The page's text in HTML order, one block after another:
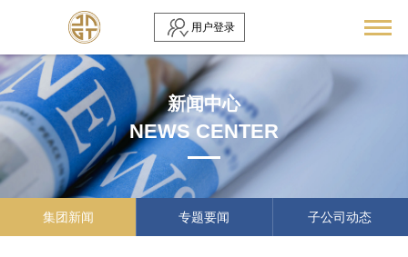
用户登录
新闻中心
NEWS CENTER
集团新闻 专题要闻 子公司动态